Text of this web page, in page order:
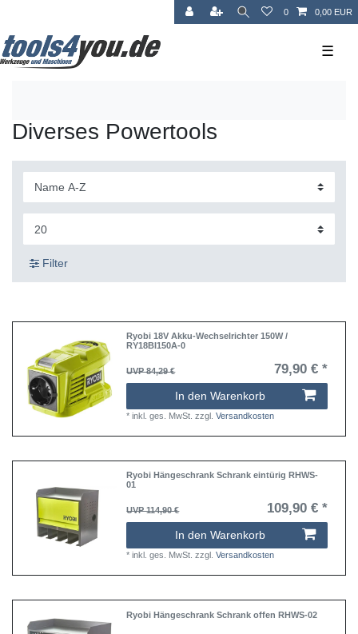
0 0,00 EUR
☰
Diverses Powertools
Filter
Ryobi 18V Akku-Wechselrichter 150W /
RY18BI150A-0
UVP 84,29 € 79,90 € *
In den Warenkorb
*inkl. ges. MwSt. zzgl.Versandkosten
Ryobi Hängeschrank Schrank eintürig RHWS-
01
UVP 114,90 € 109,90 € *
In den Warenkorb
*inkl. ges. MwSt. zzgl.Versandkosten
Ryobi Hängeschrank Schrank offen RHWS-02